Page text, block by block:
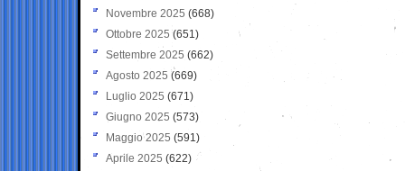
Novembre 2025 (668)
Ottobre 2025 (651)
Settembre 2025 (662)
Agosto 2025 (669)
Luglio 2025 (671)
Giugno 2025 (573)
Maggio 2025 (591)
Aprile 2025 (622)